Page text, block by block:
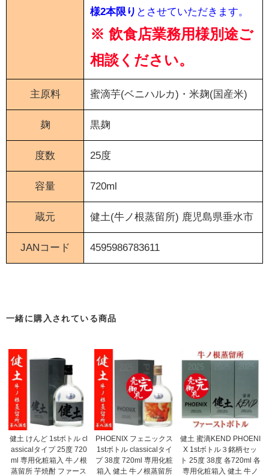
様2本限り とさせていただきます。
※ 飲食店業務用様別途ご
相談ください。
主原料 蜜滴芋(ベニハルカ)・米麹(国産米)
麹 黒麹
度数 25度
容量 720ml
蔵元 健土(牛ノ根蒸留所) 鹿児島県垂水市
JANコード 4595986783611
一緒に購入されている商品
健土 けんど 1stボトル cl
assicalタイプ 25度 720
ml 専用化粧箱入 牛ノ根
蒸留所 芋焼酎 ファース
PHOENIX フェニックス
1stボトル classicalタイ
プ 38度 720ml 専用化粧
箱入 健土 牛ノ根蒸留所
健土 蜜滴KEND PHOENI
X 1stボトル３銘柄セッ
ト 25度 38度 各720ml 各
専用化粧箱入 健土 牛ノ